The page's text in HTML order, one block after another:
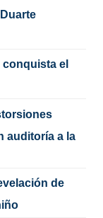
el
auditoría a la
de